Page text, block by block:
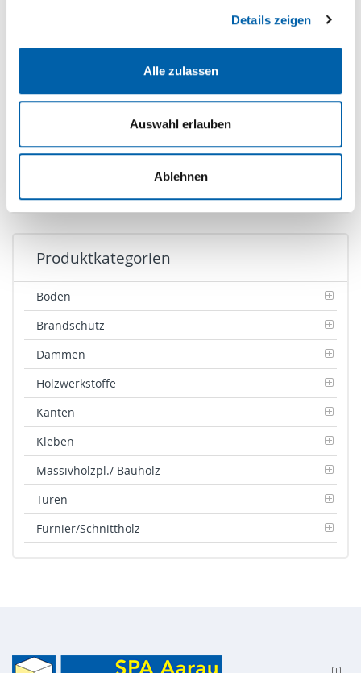
Details zeigen
Alle zulassen
Auswahl erlauben
Ablehnen
Noce
Produktkategorien
Boden
Brandschutz
Dämmen
Holzwerkstoffe
Kanten
Kleben
Massivholzpl./ Bauholz
Türen
Furnier/Schnittholz